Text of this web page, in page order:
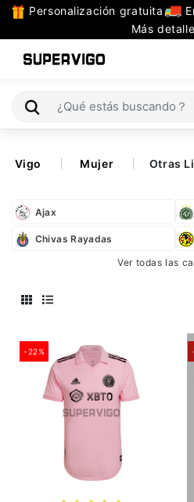
Personalización gratuita
Más
TODAS
LAS
CATEGORIAS
La Liga
Bundesliga
Ligue 1
Otras Ligas
Entrenamiento
Vigo Mujer Otras
Ajax
Chivas Rayadas
Ver todas las
-22%